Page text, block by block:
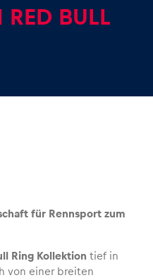
Alle anzeigen
RED BULL
für Rennsport zum
Ring Kollektion tief in
von einer breiten